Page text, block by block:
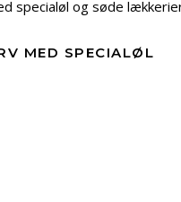
MED SPECIALØL